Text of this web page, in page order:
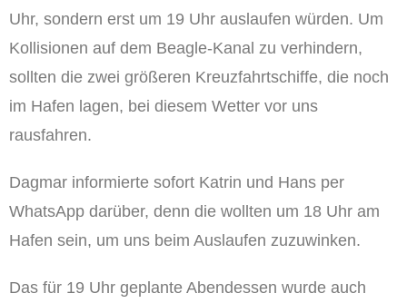
Uhr, sondern erst um 19 Uhr auslaufen würden. Um
Kollisionen auf dem Beagle-Kanal zu verhindern,
sollten die zwei größeren Kreuzfahrtschiffe, die noch
im Hafen lagen, bei diesem Wetter vor uns
rausfahren.
Dagmar informierte sofort Katrin und Hans per
WhatsApp darüber, denn die wollten um 18 Uhr am
Hafen sein, um uns beim Auslaufen zuzuwinken.
Das für 19 Uhr geplante Abendessen wurde auch